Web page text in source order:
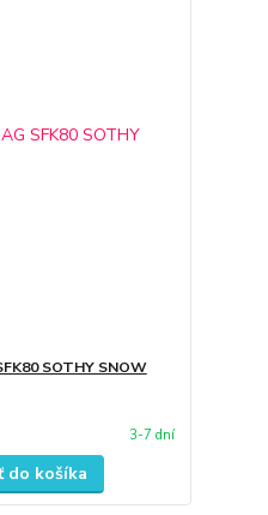
SOTHY SNOW
3-7 dní
do košíka